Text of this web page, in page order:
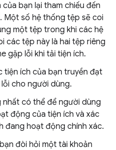
bạn lại tham chiếu đến
. Một số hệ thống tệp sẽ coi
một tệp trong khi các hệ
các tệp này là hai tệp riêng
gặp lỗi khi tải tiện ích.
tiện ích của bạn truyền đạt
cho người dùng.
nhất có thể để người dùng
động của tiện ích và xác
đang hoạt động chính xác.
đòi hỏi một tài khoản